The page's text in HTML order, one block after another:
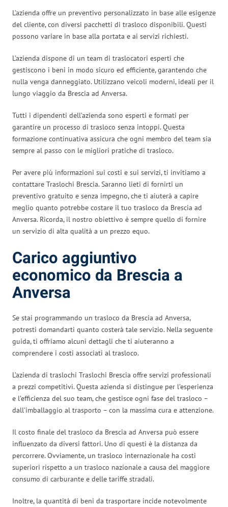
L’azienda offre un preventivo personalizzato in base alle esigenze
del cliente, con diversi pacchetti di trasloco disponibili. Questi
possono variare in base alla portata e ai servizi richiesti.
L’azienda dispone di un team di traslocatori esperti che
gestiscono i beni in modo sicuro ed efficiente, garantendo che
nulla venga danneggiato. Utilizzano veicoli moderni, ideali per il
lungo viaggio da Brescia ad Anversa.
Tutti i dipendenti dell’azienda sono esperti e formati per
garantire un processo di trasloco senza intoppi. Questa
formazione continuativa assicura che ogni membro del team sia
sempre al passo con le migliori pratiche di trasloco.
Per avere più informazioni sui costi e sui servizi, ti invitiamo a
contattare Traslochi Brescia. Saranno lieti di fornirti un
preventivo gratuito e senza impegno, che ti aiuterà a capire
meglio quanto potrebbe costare il tuo trasloco da Brescia ad
Anversa. Ricorda, il nostro obiettivo è sempre quello di fornire
un servizio di alta qualità a un prezzo equo.
Carico aggiuntivo
economico da Brescia a
Anversa
Se stai programmando un trasloco da Brescia ad Anversa,
potresti domandarti quanto costerà tale servizio. Nella seguente
guida, ti offriamo alcuni dettagli che ti aiuteranno a
comprendere i costi associati al trasloco.
L’azienda di traslochi Traslochi Brescia offre servizi professionali
a prezzi competitivi. Questa azienda si distingue per l’esperienza
e l’efficienza del suo team, che gestisce ogni fase del trasloco –
dall’imballaggio al trasporto – con la massima cura e attenzione.
Il costo finale del trasloco da Brescia ad Anversa può essere
influenzato da diversi fattori. Uno di questi è la distanza da
percorrere. Ovviamente, un trasloco internazionale ha costi
superiori rispetto a un trasloco nazionale a causa del maggiore
consumo di carburante e delle tariffe stradali.
Inoltre, la quantità di beni da trasportare incide notevolmente